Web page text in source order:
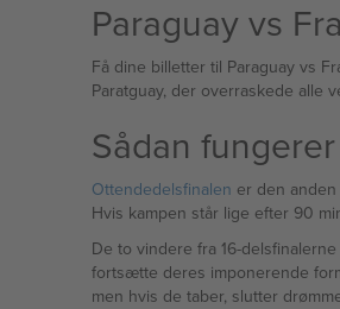
Paraguay vs
Få dine billetter til Paraguay vs
Paratguay, der overraskede alle
Sådan
Ottendedelsfinalen er den
Hvis kampen står lige efter 90
De to vindere fra 16-
fortsætte deres imponerende
men hvis de taber, slutter